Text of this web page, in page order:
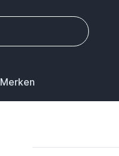
Merken